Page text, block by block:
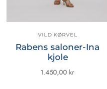
VILD KØRVEL
Rabens saloner-Ina
kjole
1.450,00 kr